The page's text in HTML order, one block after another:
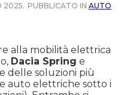
2025. PUBBLICATO IN AUTO
alla mobilità elettrica
Dacia Spring e
delle soluzioni più
auto elettriche sotto i